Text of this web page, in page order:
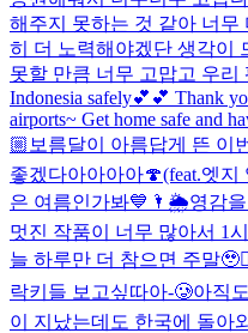
해주지 못하는 것 같아 너무
히 더 노력해야겠단 생각이
못할 만큼 너무 고맙고 우
Indonesia safely💕💕 Thank
airports~ Get home safe and
🏼 보름달이 아름답게 뜬 이
좋겠다아아아아🍄(feat.엣지
은 여름인가봐💙🌂🌦️영감
멋진 작품이 너무 많아서 1
늘 하루만 더 참으면 주말
락키들 보고싶따아-🥲아직
이 지났는데도 한국에 돌아